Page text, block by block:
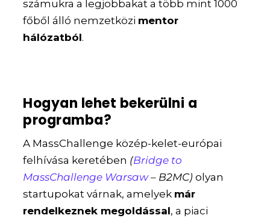
számukra a legjobbakat a több mint 1000
főből álló nemzetközi mentor
hálózatból.
Hogyan lehet bekerülni a
programba?
A MassChallenge közép-kelet-európai
felhívása keretében (Bridge to
MassChallenge Warsaw– B2MC) olyan
startupokat várnak, amelyek már
rendelkeznek megoldással, a piaci